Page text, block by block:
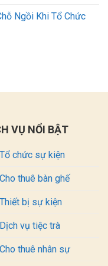
Ngồi Khi Tổ Chức
VỤ NỔI BẬT
Tổ chức sự kiện
Cho thuê bàn ghế
Thiết bị sự kiện
Dịch vụ tiệc trà
Cho thuê nhân sự